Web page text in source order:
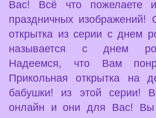
Вас! Всё что пожелаете
праздничных
открытка из серии с днем
называется с днем
Надеемся, что Вам
Прикольная открытка на
бабушки! из этой серии!
онлайн и они для Вас! Вы